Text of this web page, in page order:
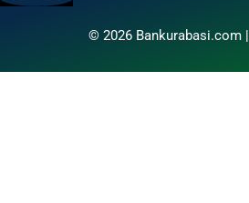
© 2026 Bankurabasi.com |